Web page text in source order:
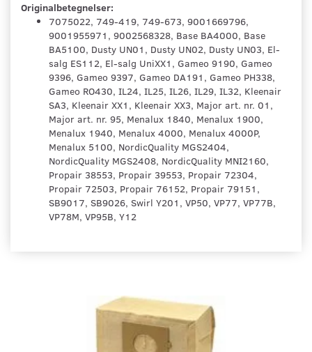
Originalbetegnelser:
7075022, 749-419, 749-673, 9001669796,
9001955971, 9002568328, Base BA4000, Base
BA5100, Dusty UN01, Dusty UN02, Dusty UN03, El-
salg ES112, El-salg UniXX1, Gameo 9190, Gameo
9396, Gameo 9397, Gameo DA191, Gameo PH338,
Gameo RO430, IL24, IL25, IL26, IL29, IL32, Kleenair
SA3, Kleenair XX1, Kleenair XX3, Major art. nr. 01,
Major art. nr. 95, Menalux 1840, Menalux 1900,
Menalux 1940, Menalux 4000, Menalux 4000P,
Menalux 5100, NordicQuality MGS2404,
NordicQuality MGS2408, NordicQuality MNI2160,
Propair 38553, Propair 39553, Propair 72304,
Propair 72503, Propair 76152, Propair 79151,
SB9017, SB9026, Swirl Y201, VP50, VP77, VP77B,
VP78M, VP95B, Y12